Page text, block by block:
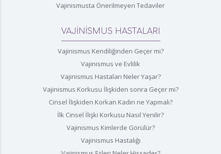
Vajinismusta Önerilmeyen Tedaviler
VAJİNİSMUS HASTALARI
Vajinismus Kendiliğinden Geçer mi?
Vajinismus ve Evlilik
Vajinismus Hastaları Neler Yaşar?
Vajinismus Korkusu İlişkiden sonra Geçer mi?
Cinsel İlişkiden Korkan Kadın ne Yapmalı?
İlk Cinsel İlişki Korkusu Nasıl Yenilir?
Vajinismus Kimlerde Görülür?
Vajinismus Hastalığı